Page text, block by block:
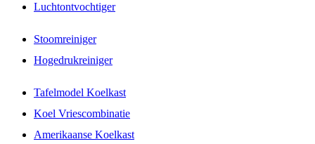
Luchtontvochtiger
Stoomreiniger
Hogedrukreiniger
Tafelmodel Koelkast
Koel Vriescombinatie
Amerikaanse Koelkast